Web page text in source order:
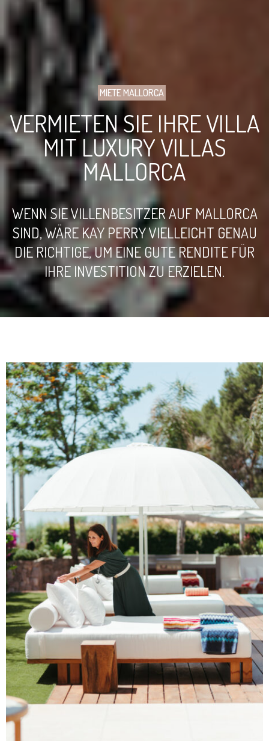
MIETE MALLORCA
VERMIETEN SIE IHRE VILLA
MIT LUXURY VILLAS
MALLORCA
WENN SIE VILLENBESITZER AUF MALLORCA
SIND, WÄRE KAY PERRY VIELLEICHT GENAU
DIE RICHTIGE, UM EINE GUTE RENDITE FÜR
IHRE INVESTITION ZU ERZIELEN.